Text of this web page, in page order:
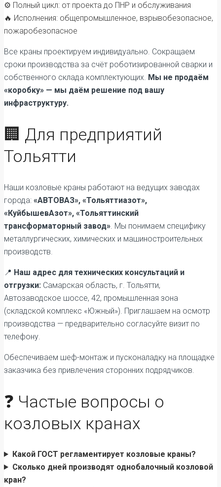
⚙️ Полный цикл: от проекта до ПНР и обслуживания
🔥 Исполнения: общепромышленное, взрывобезопасное,
пожаробезопасное
Все краны проектируем индивидуально. Сокращаем
сроки производства за счёт роботизированной сварки и
собственного склада комплектующих. Мы не продаём
«коробку» — мы даём решение под вашу
инфраструктуру.
🏢 Для предприятий
Тольятти
Наши козловые краны работают на ведущих заводах
города: «АВТОВАЗ», «Тольяттиазот»,
«КуйбышевАзот», «Тольяттинский
трансформаторный завод» . Мы понимаем специфику
металлургических, химических и машиностроительных
производств.
📍 Наш адрес для технических консультаций и
отгрузки: Самарская область, г. Тольятти,
Автозаводское шоссе, 42, промышленная зона
(складской комплекс «Южный»). Приглашаем на осмотр
производства — предварительно согласуйте визит по
телефону.
Обеспечиваем шеф-монтаж и пусконаладку на площадке
заказчика без привлечения сторонних подрядчиков.
❓ Частые вопросы о
козловых кранах
Какой ГОСТ регламентирует козловые краны?
Сколько дней производят однобалочный козловой
кран?